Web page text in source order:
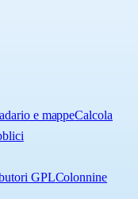
e mappeCalcola
GPLColonnine